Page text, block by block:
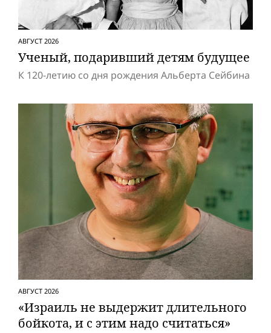
АВГУСТ 2026
Ученый, подаривший детям будущее
К 120-летию со дня рождения Альберта Сейбина
АВГУСТ 2026
«Израиль не выдержит длительного
бойкота, и с этим надо считаться»